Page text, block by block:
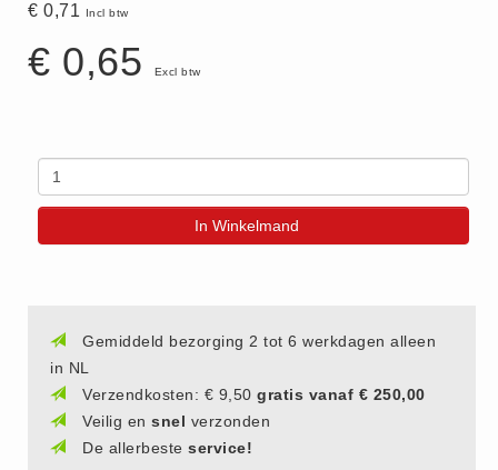
Algemene Voorwaarden
AED
AED apparaten (11)
AED batterijen (12)
AED binnen - buiten kasten (11)
€ 0,71 Incl btw
€ 0,65 Excl btw
In Winkelmand
Gemiddeld bezorging 2 tot 6 werkdagen alleen
in NL
Verzendkosten: € 9,50 gratis vanaf € 250,00
Veilig en snel verzonden
De allerbeste service!